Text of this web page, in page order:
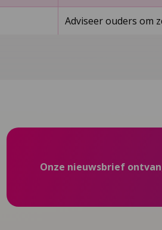
Adviseer ouders om
Onze nieuwsbrief